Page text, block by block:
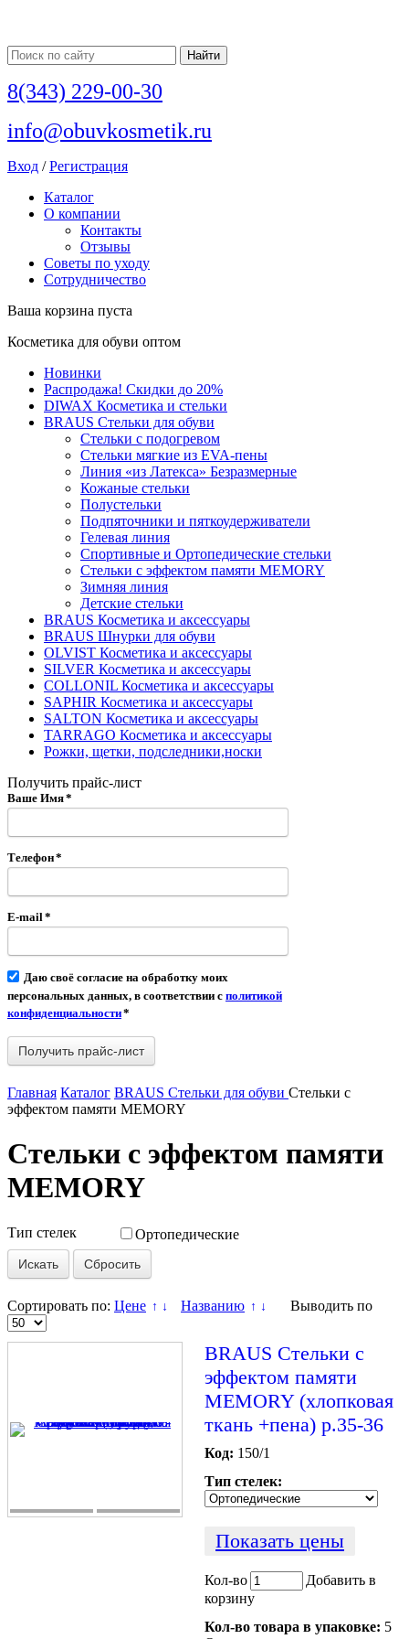
8(343) 229-00-30
info@obuvkosmetik.ru
Вход /Регистрация
Каталог
О компании
Контакты
Отзывы
Советы по уходу
Сотрудничество
Ваша корзина пуста
Косметика для обуви оптом
Новинки
Распродажа! Скидки до 20%
DIWAX Косметика и стельки
BRAUS Стельки для обуви
Стельки с подогревом
Стельки мягкие из EVA-пены
Линия «из Латекса» Безразмерные
Кожаные стельки
Полустельки
Подпяточники и пяткоудерживатели
Гелевая линия
Спортивные и Ортопедические стельки
Стельки с эффектом памяти MEMORY
Зимняя линия
Детские стельки
BRAUS Косметика и аксессуары
BRAUS Шнурки для обуви
OLVIST Косметика и аксессуары
SILVER Косметика и аксессуары
COLLONIL Косметика и аксессуары
SAPHIR Косметика и аксессуары
SALTON Косметика и аксессуары
TARRAGO Косметика и аксессуары
Рожки, щетки, подследники,носки
Получить прайс-лист
Ваше Имя*
Телефон*
E-mail*
Даю своё согласие на обработку моих
персональных данных, в соответствии с политикой
конфиденциальности*
Главная Каталог BRAUS Стельки для обуви Стельки с
эффектом памяти MEMORY
Стельки с эффектом памяти
MEMORY
Тип стелек Ортопедические
Сбросить
Сортировать по: Цене ↑ ↓ Названию ↑ ↓ Выводить по
BRAUS Стельки c
эффектом памяти
MEMORY (хлопковая
ткань +пена) р.35-36
Код: 150/1
Тип стелек:
Показать цены
Кол-во
Добавить в
корзину
Кол-во товара в упаковке: 5